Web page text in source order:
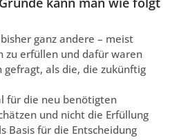
ganz andere – meist
zu erfüllen und dafür waren
als die, die zukünftig
für die neu benötigten
und nicht die Erfüllung
Basis für die Entscheidung